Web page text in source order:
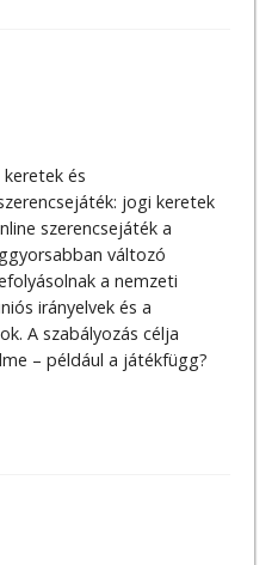
és
jogi keretek
szerencsejáték a
változó
a nemzeti
irányelvek és a
A szabályozás célja
– például a játékfügg?